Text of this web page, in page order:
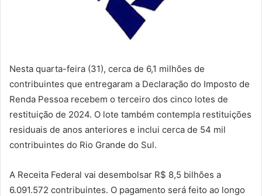
m
a
Nesta quarta-feira (31), cerca de 6,1 milhões de
contribuintes que entregaram a Declaração do Imposto de
Renda Pessoa recebem o terceiro dos cinco lotes de
restituição de 2024. O lote também contempla restituições
residuais de anos anteriores e inclui cerca de 54 mil
contribuintes do Rio Grande do Sul.
A Receita Federal vai desembolsar R$ 8,5 bilhões a
6.091.572 contribuintes. O pagamento será feito ao longo